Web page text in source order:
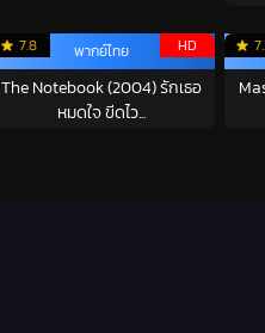
7.8 HD
พากย์ไทย
The Notebook (2004) รักเธอ
หมดใจ ขีดไว...